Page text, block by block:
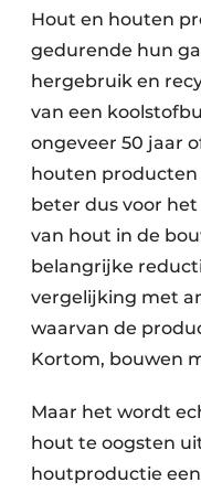
Veiligheid &
Zonwering
Hout en houten
gedurende hun
hergebruik en
van een
ongeveer 50 jaar
houten
beter dus voor
van hout in de
belangrijke
vergelijking met
waarvan de
Kortom, bouwen
Maar het wordt
hout te oogsten
houtproductie